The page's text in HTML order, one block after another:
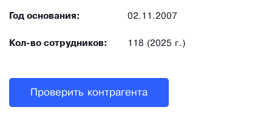
Год основания: 02.11.2007
Кол-во сотрудников: 118 (2025 г.)
Проверить контрагента